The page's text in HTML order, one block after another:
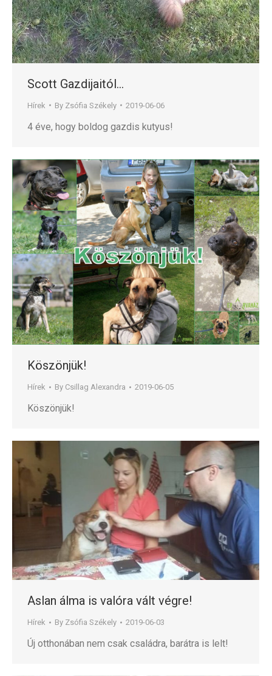
Scott Gazdijaitól…
Hírek By Zsófia Székely 2019-06-06
4 éve, hogy boldog gazdis kutyus!
Köszönjük!
Hírek By Csillag Alexandra 2019-06-05
Köszönjük!
Aslan álma is valóra vált végre!
Hírek By Zsófia Székely 2019-06-03
Új otthonában nem csak családra, barátra is lelt!